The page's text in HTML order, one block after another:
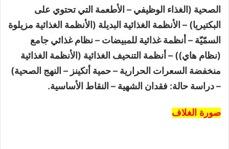
الصحية (الغذاء الوظيفي – الأطعمة التي تحتوي على
البكتيريا) – الأنظمة الغذائية البديلة (الأنظمة الغذائية مزيلوة
السمّيّة – أنظمة غذائية للمبيضات – نظام غذائي جامع
(نظام هاي)) – أنظمة التنحيف الغذائية (الأنظمة الغذائية
منخفضة السعرات الحرارية – حمية أتكينز – النهج الصحية)
– دراسة حالة: فقدان الشهية – النقاط الأساسية.
صورة الغلاف